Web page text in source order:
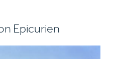
Epicurien